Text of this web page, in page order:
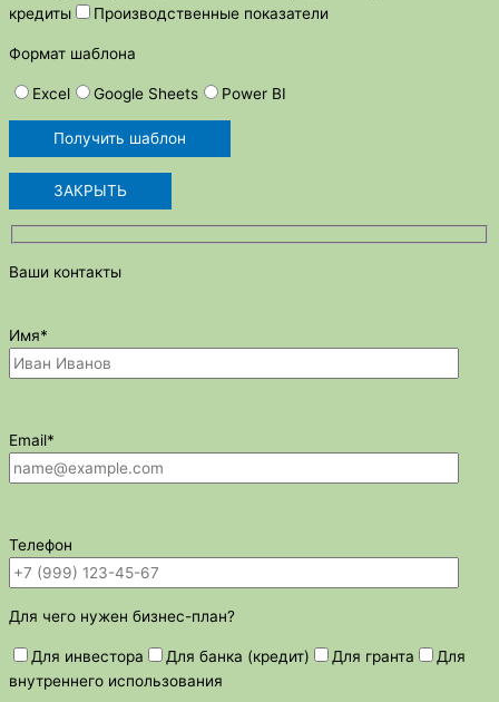
кредиты
Производственные показатели
Формат шаблона
Excel Google Sheets Power BI
ЗАКРЫТЬ
Ваши контакты
Имя*
Email*
Телефон
Для чего нужен бизнес-план?
Для инвестора Для банка (кредит) Для гранта
Для
внутреннего использования